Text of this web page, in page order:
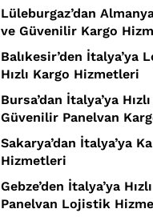
Lüleburgaz’dan
ve Güvenilir Kargo
Balıkesir’den İtalya’ya
Hızlı Kargo Hizmetleri
Bursa’dan İtalya’ya
Güvenilir Panelvan
Sakarya’dan İtalya’ya
Hizmetleri
Gebze’den İtalya’ya
Panelvan Lojistik